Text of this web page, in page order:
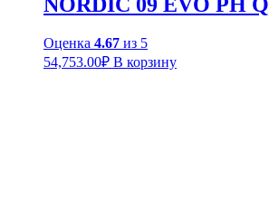
Оценка 4.67 из 5
54,753.00₽ В корзину